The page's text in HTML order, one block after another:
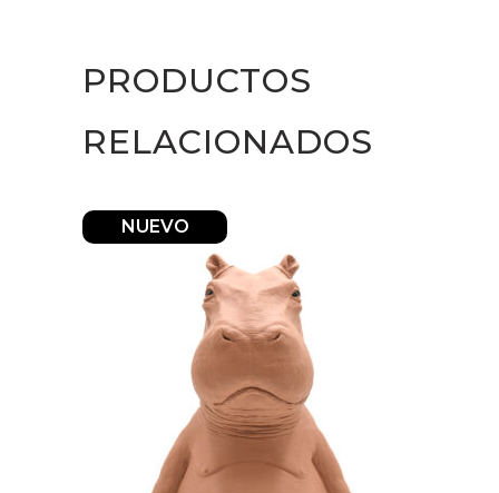
quantity
PRODUCTOS
RELACIONADOS
NUEVO